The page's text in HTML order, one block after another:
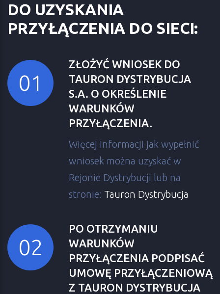
DO UZYSKANIA
PRZYŁĄCZENIA DO SIECI:
ZŁOŻYĆ WNIOSEK DO
TAURON DYSTRYBUCJA
S.A. O OKREŚLENIE
WARUNKÓW
PRZYŁĄCZENIA.
Więcej informacji jak wypełnić
wniosek można uzyskać w
Rejonie Dystrybucji lub na
stronie: Tauron Dystrybucja
PO OTRZYMANIU
WARUNKÓW
PRZYŁĄCZENIA PODPISAĆ
UMOWĘ PRZYŁĄCZENIOWĄ
Z TAURON DYSTRYBUCJA